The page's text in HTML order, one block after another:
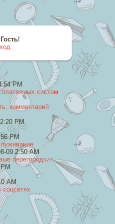
Гость!
PM
систем
комментарий
PM
PM
09 2:50 AM
перегородки
AM
соцсетях